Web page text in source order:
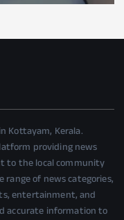
Kottayam, Kerala.
providing news
to the local community
range of news categories,
entertainment, and
accurate information to